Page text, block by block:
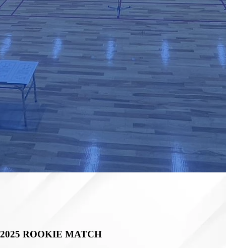
2025 ROOKIE MATCH